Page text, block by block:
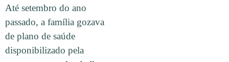
Até setembro do ano
passado, a família gozava
de plano de saúde
disponibilizado pela